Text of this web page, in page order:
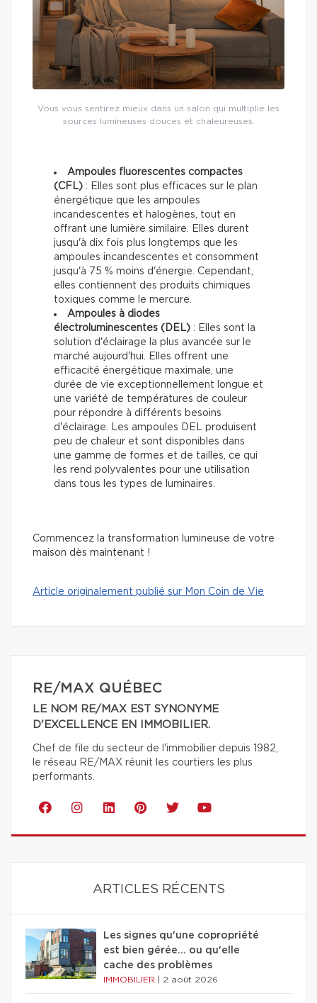
Vous vous sentirez mieux dans un salon qui multiplie les
sources lumineuses douces et chaleureuses.
Ampoules fluorescentes compactes
(CFL) : Elles sont plus efficaces sur le plan
énergétique que les ampoules
incandescentes et halogènes, tout en
offrant une lumière similaire. Elles durent
jusqu'à dix fois plus longtemps que les
ampoules incandescentes et consomment
jusqu'à 75 % moins d'énergie. Cependant,
elles contiennent des produits chimiques
toxiques comme le mercure.
Ampoules à diodes
électroluminescentes (DEL) : Elles sont la
solution d'éclairage la plus avancée sur le
marché aujourd'hui. Elles offrent une
efficacité énergétique maximale, une
durée de vie exceptionnellement longue et
une variété de températures de couleur
pour répondre à différents besoins
d'éclairage. Les ampoules DEL produisent
peu de chaleur et sont disponibles dans
une gamme de formes et de tailles, ce qui
les rend polyvalentes pour une utilisation
dans tous les types de luminaires.
Commencez la transformation lumineuse de votre
maison dès maintenant !
Article originalement publié sur Mon Coin de Vie
RE/MAX QUÉBEC
LE NOM RE/MAX EST SYNONYME
D'EXCELLENCE EN IMMOBILIER.
Chef de file du secteur de l'immobilier depuis 1982,
le réseau RE/MAX réunit les courtiers les plus
performants.
ARTICLES RÉCENTS
Les signes qu'une copropriété
est bien gérée… ou qu'elle
cache des problèmes
IMMOBILIER 2 août 2026